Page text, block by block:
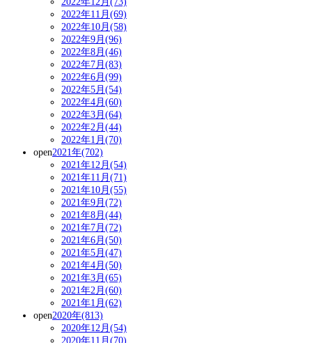
2022年11月(69)
2022年10月(58)
2022年9月(96)
2022年8月(46)
2022年7月(83)
2022年6月(99)
2022年5月(54)
2022年4月(60)
2022年3月(64)
2022年2月(44)
2022年1月(70)
open2021年(702)
2021年12月(54)
2021年11月(71)
2021年10月(55)
2021年9月(72)
2021年8月(44)
2021年7月(72)
2021年6月(50)
2021年5月(47)
2021年4月(50)
2021年3月(65)
2021年2月(60)
2021年1月(62)
open2020年(813)
2020年12月(54)
2020年11月(70)